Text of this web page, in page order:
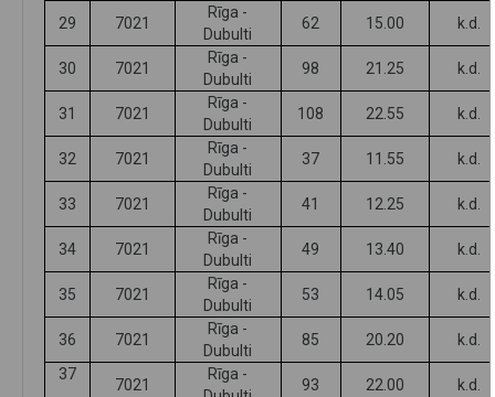
29 7021
Rīga -
Dubulti
62 15.00 k.d.
30 7021
Rīga -
Dubulti
98 21.25 k.d.
31 7021
Rīga -
Dubulti
108 22.55 k.d.
32 7021
Rīga -
Dubulti
37 11.55 k.d.
33 7021
Rīga -
Dubulti
41 12.25 k.d.
34 7021
Rīga -
Dubulti
49 13.40 k.d.
35 7021
Rīga -
Dubulti
53 14.05 k.d.
36 7021
Rīga -
Dubulti
85 20.20
k.d.
37
7021
Rīga -
93 22.00 k.d.